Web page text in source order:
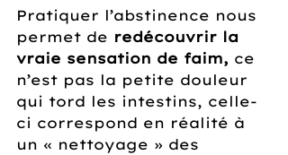
Pratiquer l’abstinence nous
permet de redécouvrir la
vraie sensation de faim, ce
n’est pas la petite douleur
qui tord les intestins, celle-
ci correspond en réalité à
un « nettoyage » des